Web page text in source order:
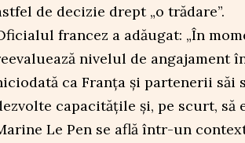
de decizie drept „o trădare”.
francez a adăugat: „În
nivelul de angajament
ca Franța și partenerii săi
capacitățile și, pe scurt, să
Le Pen se află într-un